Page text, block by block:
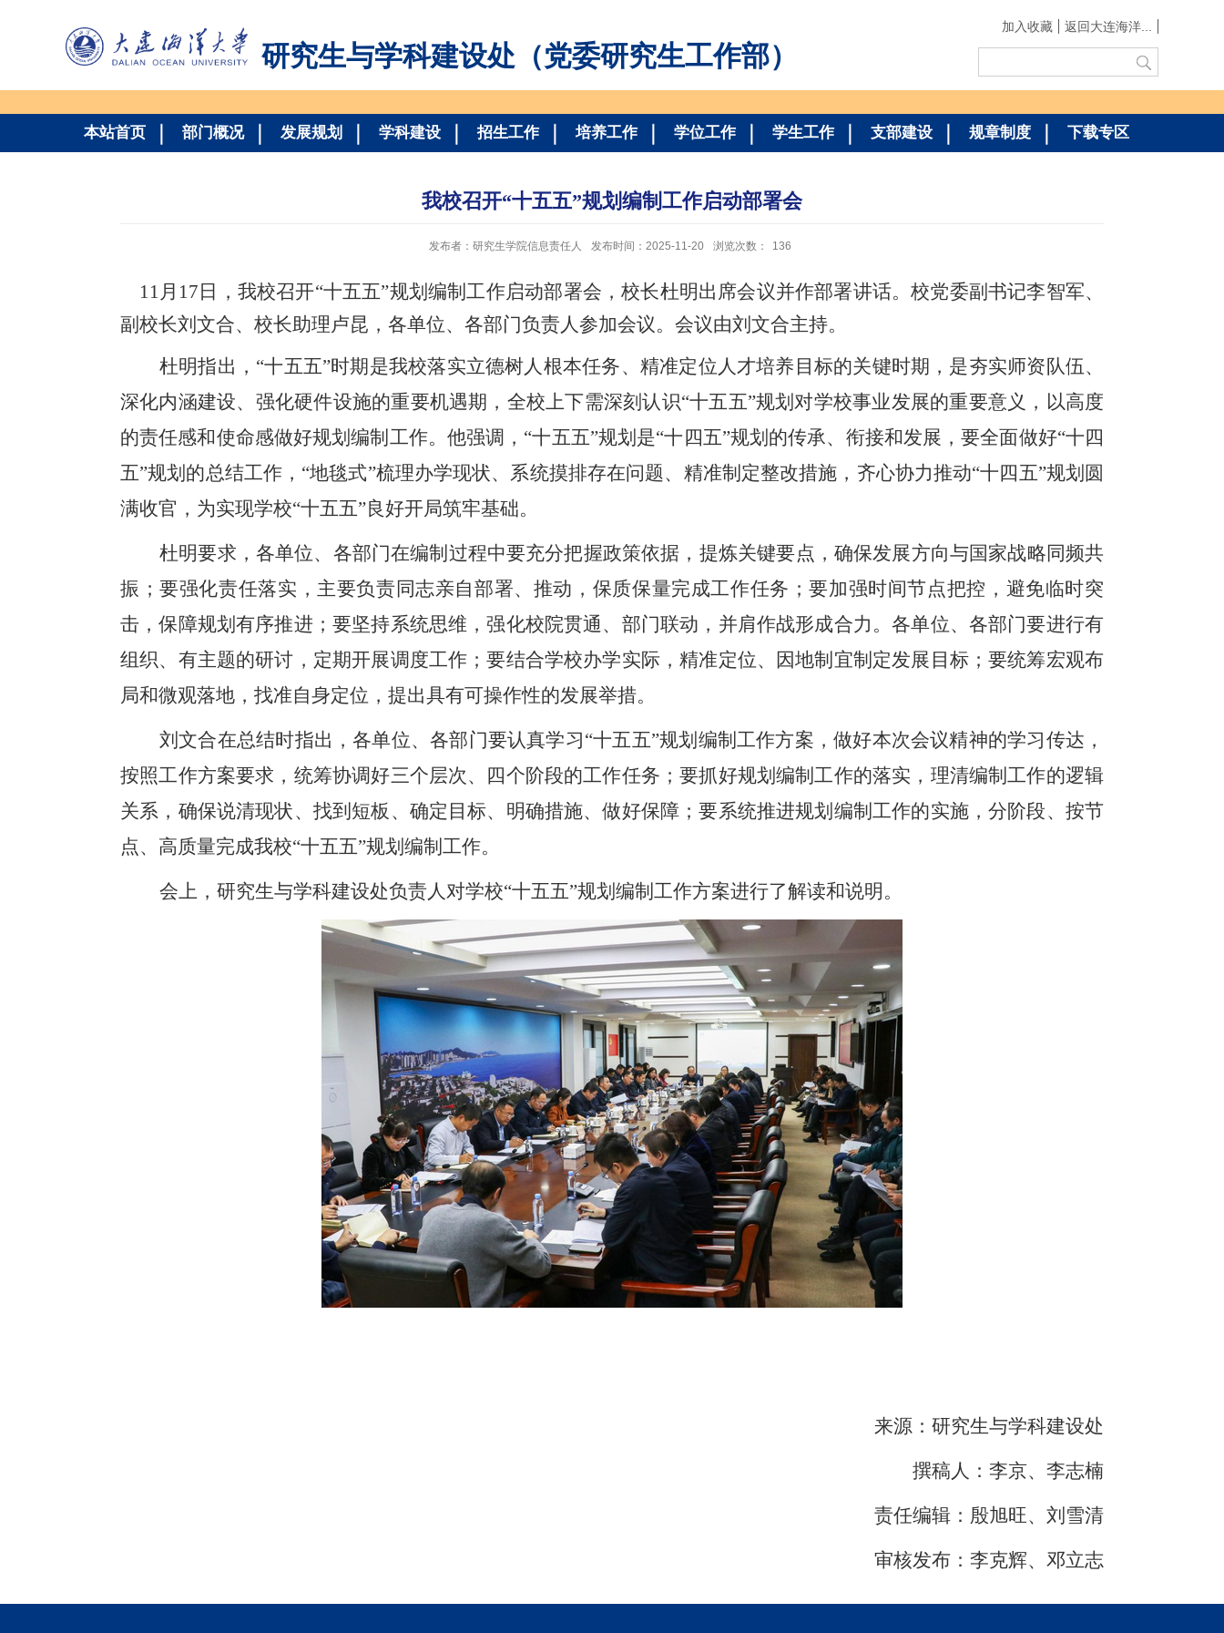
研究生与学科建设处（党委研究生工作部）
加入收藏 返回大连海洋...
本站首页 部门概况 发展规划 学科建设 招生工作 培养工作 学位工作 学生工作 支部建设 规章制度 下载专区
我校召开“十五五”规划编制工作启动部署会
发布者：研究生学院信息责任人 发布时间：2025-11-20 浏览次数： 136
11月17日，我校召开“十五五”规划编制工作启动部署会，校长杜明出席会议并作部署讲话。校党委副书记李智军、
副校长刘文合、校长助理卢昆，各单位、各部门负责人参加会议。会议由刘文合主持。
杜明指出， “十五五”时期是我校落实立德树人根本任务、精准定位人才培养目标的关键时期，是夯实师资队伍、
深化内涵建设、强化硬件设施的重要机遇期，全校上下需深刻认识“十五五”规划对学校事业发展的重要意义，以高度
的责任感和使命感做好规划编制工作。他强调，“十五五”规划是“十四五”规划的传承、衔接和发展，要全面做好“十四
五”规划的总结工作，“地毯式”梳理办学现状、系统摸排存在问题、精准制定整改措施，齐心协力推动“十四五”规划圆
满收官，为实现学校“十五五”良好开局筑牢基础。
杜明要求，各单位、各部门在编制过程中要充分把握政策依据，提炼关键要点，确保发展方向与国家战略同频共
振；要强化责任落实，主要负责同志亲自部署、推动，保质保量完成工作任务；要加强时间节点把控，避免临时突
击，保障规划有序推进；要坚持系统思维，强化校院贯通、部门联动，并肩作战形成合力。各单位、各部门要进行有
组织、有主题的研讨，定期开展调度工作；要结合学校办学实际，精准定位、因地制宜制定发展目标；要统筹宏观布
局和微观落地，找准自身定位，提出具有可操作性的发展举措。
刘文合在总结时指出，各单位、各部门要认真学习“十五五”规划编制工作方案，做好本次会议精神的学习传达，
按照工作方案要求，统筹协调好三个层次、四个阶段的工作任务；要抓好规划编制工作的落实，理清编制工作的逻辑
关系，确保说清现状、找到短板、确定目标、明确措施、做好保障；要系统推进规划编制工作的实施，分阶段、按节
点、高质量完成我校“十五五”规划编制工作。
会上，研究生与学科建设处负责人对学校“十五五”规划编制工作方案进行了解读和说明。
来源：研究生与学科建设处
撰稿人：李京、李志楠
责任编辑：殷旭旺、刘雪清
审核发布：李克辉、邓立志